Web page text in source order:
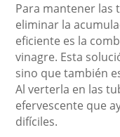
Para mantener las
eliminar la
eficiente es la
vinagre. Esta
sino que también
Al verterla en las
efervescente que
difíciles.